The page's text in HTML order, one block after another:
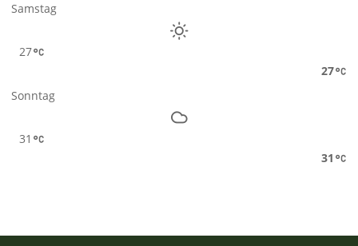
Samstag
27
27
Sonntag
31
31